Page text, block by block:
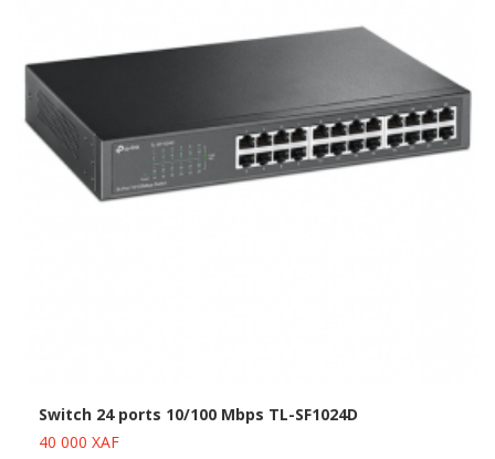
Switch 24 ports 10/100 Mbps TL-SF1024D
40 000 XAF